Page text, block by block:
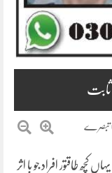
ثابت
طاقتور افراد جو با اثر